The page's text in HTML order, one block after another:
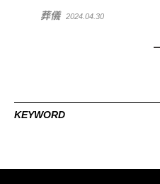
葬儀 2024.04.30
KEYWORD